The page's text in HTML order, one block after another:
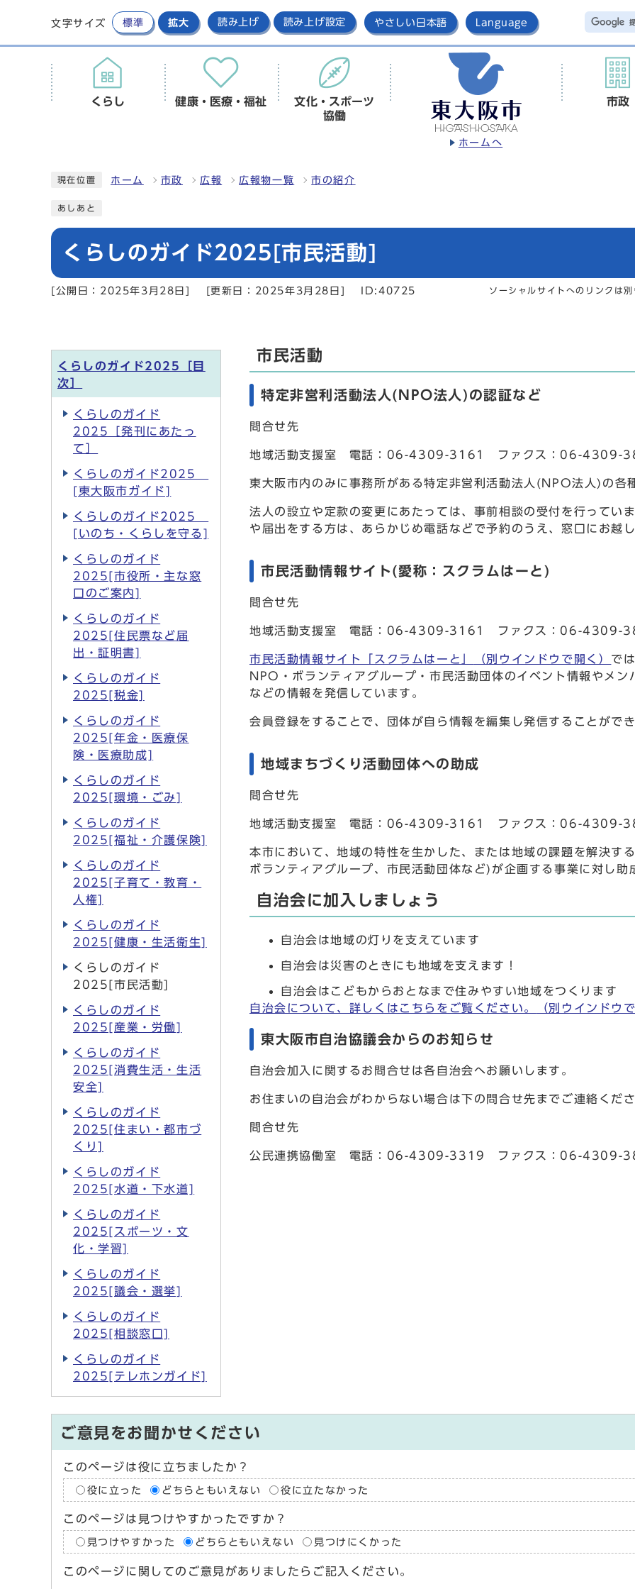
文字サイズ 標準 拡大 読み上げ 読み上げ設定 やさしい日本語 Language
ホームへ
くらし 健康・医療・福祉
文化・スポーツ
協働
市政
現在位置 ホーム 市政 広報 広報物一覧 市の紹介
あしあと
くらしのガイド2025[市民活動]
[公開日：2025年3月28日] [更新日：2025年3月28日] ID:40725 ソーシャルサイトへのリンクは
市民活動
特定非営利活動法人(NPO法人)の認証など
問合せ先
地域活動支援室 電話：06-4309-3161 ファクス：06-4309-
東大阪市内のみに事務所がある特定非営利活動法人(NPO法人)の各
法人の設立や定款の変更にあたっては、事前相談の受付を行ってい
や届出をする方は、あらかじめ電話などで予約のうえ、窓口にお越し
市民活動情報サイト(愛称：スクラムはーと)
問合せ先
地域活動支援室 電話：06-4309-3161 ファクス：06-4309-
市民活動情報サイト「スクラムはーと」 （別ウインドウで開く） で
NPO・ボランティアグループ・市民活動団体のイベント情報やメ
などの情報を発信しています。
会員登録をすることで、団体が自ら情報を編集し発信することができ
地域まちづくり活動団体への助成
問合せ先
地域活動支援室 電話：06-4309-3161 ファクス：06-4309-
本市において、地域の特性を生かした、または地域の課題を解決す
ボランティアグループ、市民活動団体など)が企画する事業に対し助
自治会に加入しましょう
自治会は地域の灯りを支えています
自治会は災害のときにも地域を支えます！
自治会はこどもからおとなまで住みやすい地域をつくります
自治会について、詳しくはこちらをご覧ください。
（別ウインドウ
東大阪市自治協議会からのお知らせ
自治会加入に関するお問合せは各自治会へお願いします。
お住まいの自治会がわからない場合は下の問合せ先までご連絡くださ
問合せ先
公民連携協働室 電話：06-4309-3319 ファクス：06-4309-
くらしのガイド2025［目
次］
くらしのガイド
2025［発刊にあたっ
て］
くらしのガイド2025
[東大阪市ガイド]
くらしのガイド2025
[いのち・くらしを守る]
くらしのガイド
2025[市役所・主な窓
口のご案内]
くらしのガイド
2025[住民票など届
出・証明書]
くらしのガイド
2025[税金]
くらしのガイド
2025[年金・医療保
険・医療助成]
くらしのガイド
2025[環境・ごみ]
くらしのガイド
2025[福祉・介護保険]
くらしのガイド
2025[子育て・教育・
人権]
くらしのガイド
2025[健康・生活衛生]
くらしのガイド
2025[市民活動]
くらしのガイド
2025[産業・労働]
くらしのガイド
2025[消費生活・生活
安全]
くらしのガイド
2025[住まい・都市づ
くり]
くらしのガイド
2025[水道・下水道]
くらしのガイド
2025[スポーツ・文
化・学習]
くらしのガイド
2025[議会・選挙]
くらしのガイド
2025[相談窓口]
くらしのガイド
2025[テレホンガイド]
ご意見をお聞かせください
このページは役に立ちましたか？
役に立った どちらともいえない 役に立たなかった
このページは見つけやすかったですか？
見つけやすかった どちらともいえない 見つけにくかった
このページに関してのご意見がありましたらご記入ください。